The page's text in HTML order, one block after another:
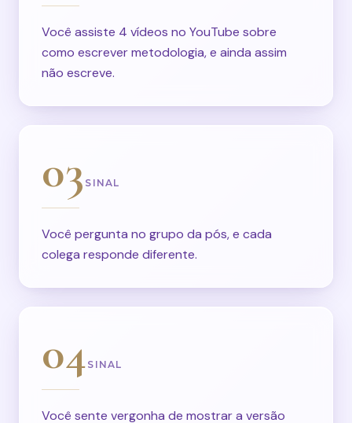
Você assiste 4 vídeos no YouTube sobre
como escrever metodologia, e ainda assim
não escreve.
03 SINAL
Você pergunta no grupo da pós, e cada
colega responde diferente.
04 SINAL
Você sente vergonha de mostrar a versão